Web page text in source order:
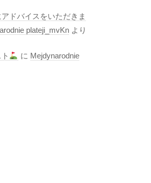
ドバイスをいただきま
plateji_mvKn より
に Mejdynarodnie